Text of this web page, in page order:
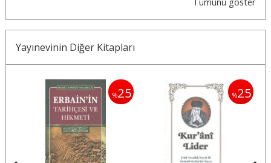
Yayınevinin Diğer Kitapları
%25 %25